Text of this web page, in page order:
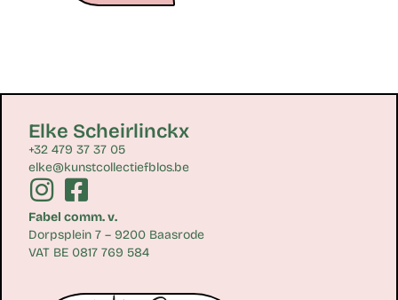
Elke Scheirlinckx
+32 479 37 37 05
elke@kunstcollectiefblos.be
Fabel comm. v.
Dorpsplein 7 – 9200 Baasrode
VAT BE 0817 769 584